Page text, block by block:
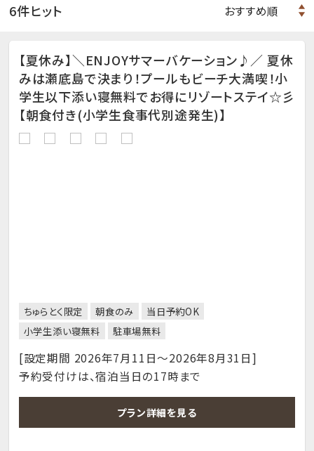
6件ヒット
【夏休み】＼ENJOYサマーバケーション♪／ 夏休
みは瀬底島で決まり！プールもビーチ大満喫！小
学生以下添い寝無料でお得にリゾートステイ☆彡
【朝食付き(小学生食事代別途発生)】
ちゅらとく限定 朝食のみ
当日予約OK
小学生添い寝無料
駐車場無料
[設定期間 2026年7月11日～2026年8月31日]
予約受付けは、宿泊当日の17時まで
プラン詳細を見る